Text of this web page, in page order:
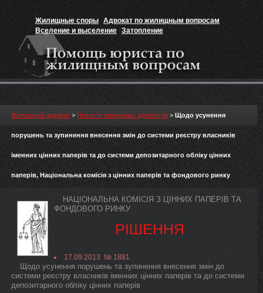
Жилищные споры Адвокат по жилищным вопросам
Вселение и выселение Затопление
Признание прав на жильё
Жилищный адвокат > Новости жилищных адвокатов > Щодо усунення
порушень та зупинення внесення змін до системи реєстру власників
іменних цінних паперів та до системи депозитарного обліку цінних
паперів, Національна комісія з цінних паперів та фондового ринку
НАЦІОНАЛЬНА КОМІСІЯ З ЦІННИХ ПАПЕРІВ ТА
ФОНДОВОГО РИНКУ
РІШЕННЯ
17.09.2013 № 1881
Щодо усунення порушень та зупинення внесення змін до
системи реєстру власників іменних цінних паперів та до системи
депозитарного обліку цінних паперів